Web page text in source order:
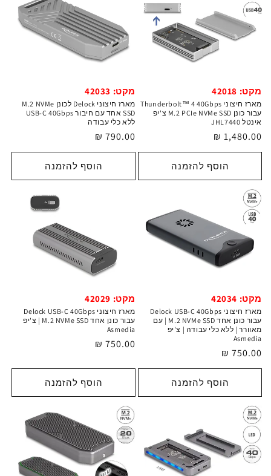
מקט: 42018
מארז חיצוני Thunderbolt™ 4 40Gbps
עבור כונן M.2 PCIe NVMe SSD צ'יפ
אינטל JHL7440
מחיר
רגיל
1,480.00 ₪
הוסף להזמנה
מקט: 42033
מארז חיצוני Delock לכונן M.2 NVMe
SSD אחד עם חיבור USB-C 40Gbps
ללא כלי עבודה
מחיר
רגיל
790.00 ₪
הוסף להזמנה
מקט: 42034
מארז חיצוני Delock USB-C 40Gbps
עבור כונן אחד M.2 NVMe SSD | עם
מאוורר | ללא כלי עבודה | צ'יפ
Asmedia
מחיר
רגיל
750.00 ₪
הוסף להזמנה
מקט: 42029
מארז חיצוני Delock USB-C 40Gbps
עבור כונן אחד M.2 NVMe SSD | צ'יפ
Asmedia
מחיר
750.00 ₪
הוסף להזמנה